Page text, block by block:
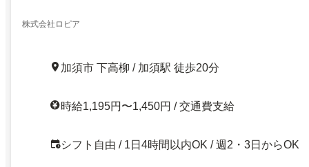
髪色自由
株式会社ロピア
加須市 下高柳 / 加須駅 徒歩20分
時給1,195円〜1,450円 / 交通費支給
シフト自由 / 1日4時間以内OK / 週2・3日からOK